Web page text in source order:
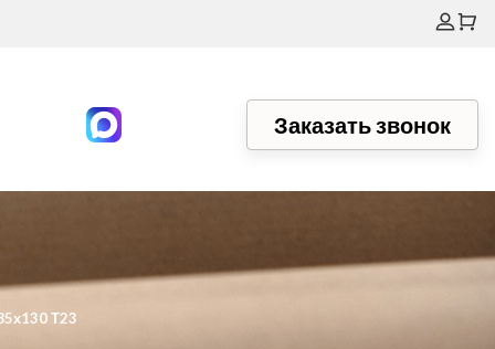
Заказать звонок
Т23